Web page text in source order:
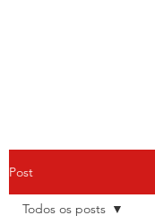
Post
Todos os posts